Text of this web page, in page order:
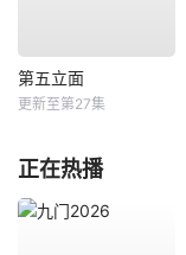
第五立面
更新至第27集
正在热播